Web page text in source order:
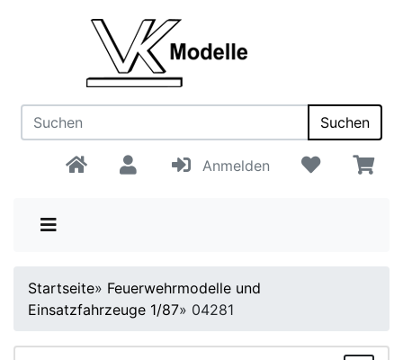
Suchen
Anmelden
Startseite» Feuerwehrmodelle und
Einsatzfahrzeuge 1/87» 04281